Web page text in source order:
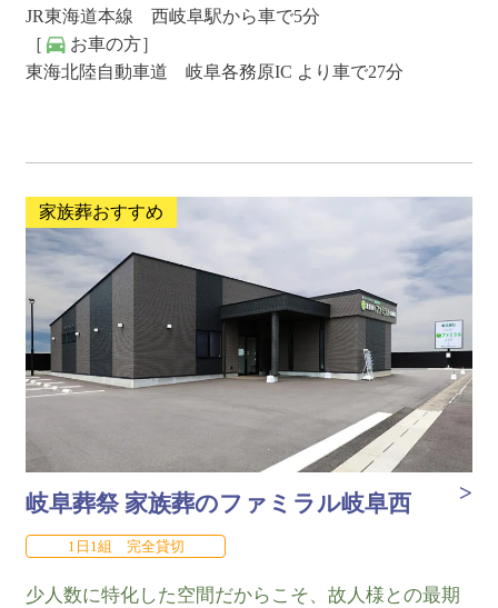
JR東海道本線 西岐阜駅から車で5分
［
お車の方］
東海北陸自動車道 岐阜各務原IC より車で27分
家族葬おすすめ
岐阜葬祭 家族葬のファミラル岐阜西
1日1組 完全貸切
少人数に特化した空間だからこそ、故人様との最期